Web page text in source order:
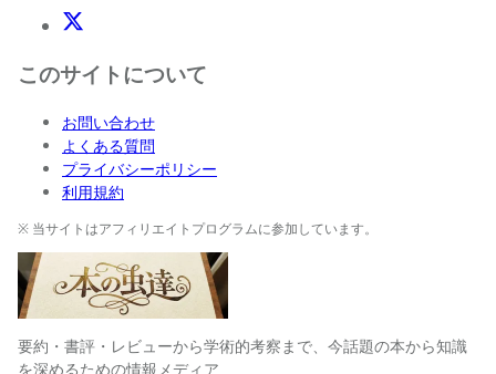
X(Twitter)
このサイトについて
お問い合わせ
よくある質問
プライバシーポリシー
利用規約
※ 当サイトはアフィリエイトプログラムに参加しています。
要約・書評・レビューから学術的考察まで、今話題の本から知識
を深めるための情報メディア